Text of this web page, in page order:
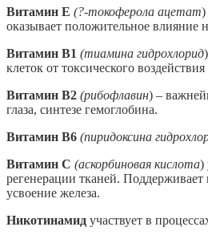
Витамин Е (?-токоферола ацетат)
оказывает положительное
Витамин В1 (тиамина гидрохлорид
клеток от токсического
Витамин В2 (рибофлавин) –
глаза, синтезе гемоглобина.
Витамин В6 (пиридоксина
Витамин С (аскорбиновая кислота)
регенерации тканей. Поддерживает
усвоение железа.
Никотинамид участвует в